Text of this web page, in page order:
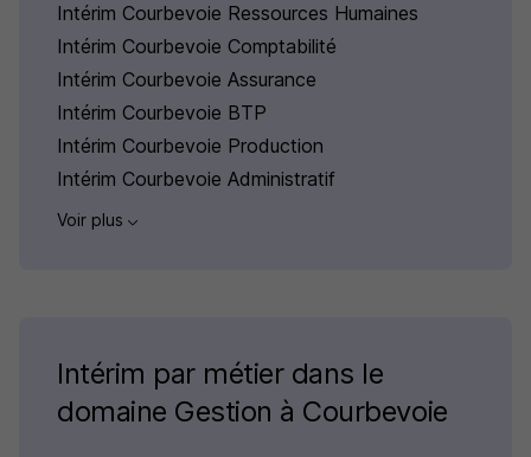
Intérim Courbevoie Ressources Humaines
Intérim Courbevoie Comptabilité
Intérim Courbevoie Assurance
Intérim Courbevoie BTP
Intérim Courbevoie Production
Intérim Courbevoie Administratif
Voir plus
Intérim par métier dans le
domaine Gestion à Courbevoie